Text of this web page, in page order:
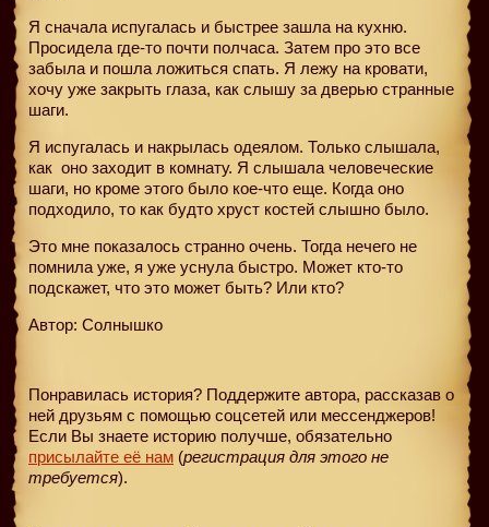
Я сначала испугалась и быстрее зашла на кухню.
Просидела где-то почти полчаса. Затем про это все
забыла и пошла ложиться спать. Я лежу на кровати,
хочу уже закрыть глаза, как слышу за дверью странные
шаги.
Я испугалась и накрылась одеялом. Только слышала,
как оно заходит в комнату. Я слышала человеческие
шаги, но кроме этого было кое-что еще. Когда оно
подходило, то как будто хруст костей слышно было.
Это мне показалось странно очень. Тогда нечего не
помнила уже, я уже уснула быстро. Может кто-то
подскажет, что это может быть? Или кто?
Автор: Солнышко
Понравилась история? Поддержите автора, рассказав о
ней друзьям с помощью соцсетей или мессенджеров!
Если Вы знаете историю получше, обязательно
присылайте её нам (регистрация для этого не
требуется).